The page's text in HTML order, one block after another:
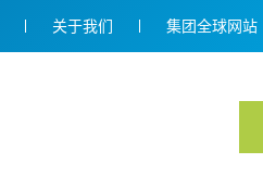
关于我们 集团全球网站